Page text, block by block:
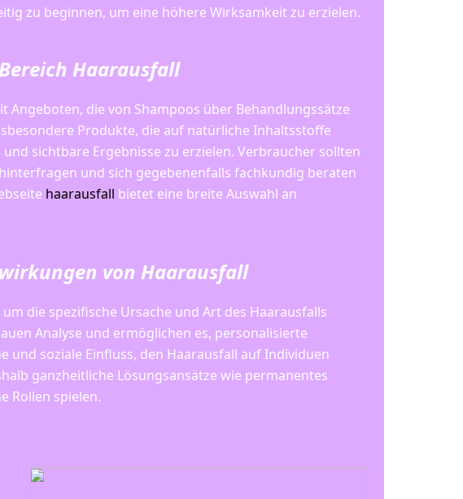
zu beginnen, um eine höhere Wirksamkeit zu erzielen.
Haarausfall
die von Shampoos über Behandlungssätze
Produkte, die auf natürliche Inhaltsstoffe
sichtbare Ergebnisse zu erzielen. Verbraucher sollten
und sich gegebenenfalls fachkundig beraten
haarausfall bietet eine breite Auswahl an
von Haarausfall
die spezifische Ursache und Art des Haarausfalls
Analyse und ermöglichen es, personalisierte
und soziale Einfluss, den Haarausfall auf Individuen
ganzheitliche Lösungsansätze wie permanentes
Rollen spielen.